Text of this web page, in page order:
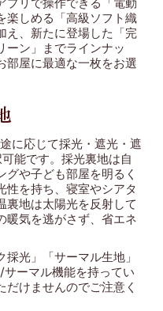
楽しめる「高級ソフト織
え、新たに登場した「完
ーン」までラインナッ
部屋に最適な一枚をお選
に応じて採光・遮光・遮
能です。採光裏地は自
や子ども部屋を明るく
性を持ち、寝室やシアタ
裏地は太陽光を反射して
暖気を逃がさず、省エネ
採光」「サーマル生地」
ーマル機能を持ってい
けませんのでご注意く